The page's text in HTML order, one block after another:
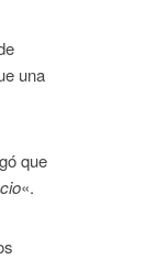
una
que
«.